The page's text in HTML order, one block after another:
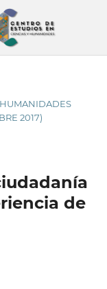
HUMANIDADES
2017)
de